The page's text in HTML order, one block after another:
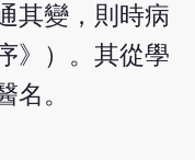
其變，則時病
》）。其從學
名。